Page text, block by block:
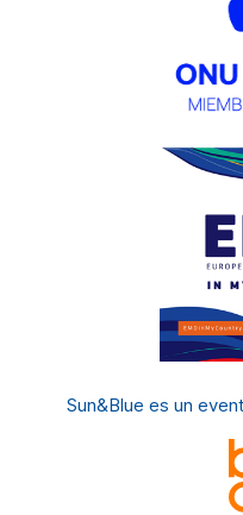
Sun&Blue es un